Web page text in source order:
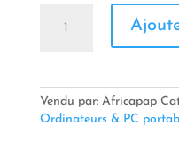
Vostro
3500
Vendu par: Africapap
Ordinateurs & PC